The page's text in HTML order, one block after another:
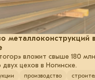
металлоконструкций в
вложит свыше 180
цехов в Ногинске.
производство